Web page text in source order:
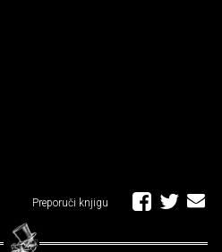
Preporuči knjigu